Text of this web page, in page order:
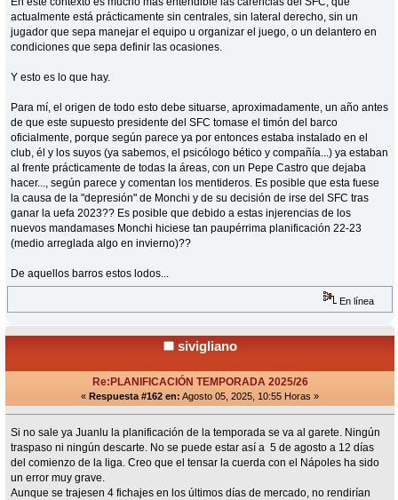
actualmente está prácticamente sin centrales, sin lateral derecho, sin un
jugador que sepa manejar el equipo u organizar el juego, o un delantero en
condiciones que sepa definir las ocasiones.
Y esto es lo que hay.
Para mí, el origen de todo esto debe situarse, aproximadamente, un año antes
de que este supuesto presidente del SFC tomase el timón del barco
oficialmente, porque según parece ya por entonces estaba instalado en el
club, él y los suyos (ya sabemos, el psicólogo bético y compañía...) ya estaban
al frente prácticamente de todas la áreas, con un Pepe Castro que dejaba
hacer..., según parece y comentan los mentideros. Es posible que esta fuese
la causa de la "depresión" de Monchi y de su decisión de irse del SFC tras
ganar la uefa 2023?? Es posible que debido a estas injerencias de los
nuevos mandamases Monchi hiciese tan paupérrima planificación 22-23
(medio arreglada algo en invierno)??
De aquellos barros estos lodos...
En línea
sivigliano
Re:PLANIFICACIÓN TEMPORADA 2025/26
« Respuesta #162 en: Agosto 05, 2025, 10:55 Horas »
Si no sale ya Juanlu la planificación de la temporada se va al garete. Ningún
traspaso ni ningún descarte. No se puede estar así a 5 de agosto a 12 días
del comienzo de la liga. Creo que el tensar la cuerda con el Nápoles ha sido
un error muy grave.
Aunque se trajesen 4 fichajes en los últimos días de mercado, no rendirían